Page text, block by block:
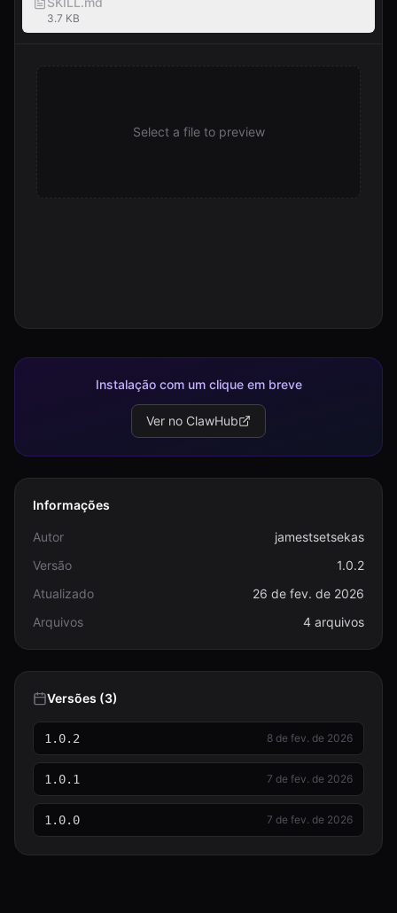
3.7 KB
Select a file to preview
Instalação com um clique em breve
Ver no ClawHub
Informações
Autor
jamestsetsekas
Versão
1.0.2
Atualizado
26 de fev. de 2026
Arquivos
4 arquivos
Versões (3)
1.0.2 8 de fev. de 2026
1.0.1 7 de fev. de 2026
1.0.0 7 de fev. de 2026